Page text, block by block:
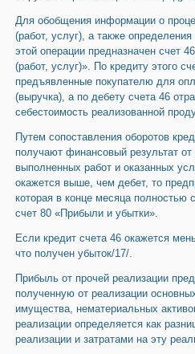
Для обобщения информации о
(работ, услуг), а также
этой операции предназначен счет
(работ, услуг)». По кредиту этого
предъявленные покупателю для
(выручка), а по дебету счета 46
себестоимость реализованной
Путем сопоставления оборотов
получают финансовый результат от
выполненных работ и оказанных
окажется выше, чем дебет, то
которая в конце месяца полностью
счет 80 «Прибыли и убытки».
Если кредит счета 46 окажется
что получен убыток/17/.
Прибыль от прочей реализации
полученную от реализации
имущества, нематериальных
реализации определяется как
реализации и затратами на эту